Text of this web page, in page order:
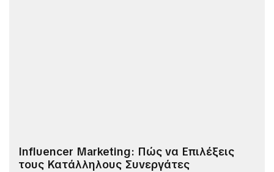
Influencer Marketing: Πώς να Επιλέξεις
τους Κατάλληλους Συνεργάτες